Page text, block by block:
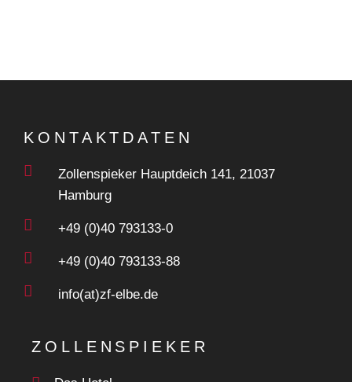
KONTAKTDATEN
Zollenspieker Hauptdeich 141, 21037
Hamburg
+49 (0)40 793133-0
+49 (0)40 793133-88
info(at)zf-elbe.de
ZOLLENSPIEKER